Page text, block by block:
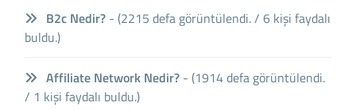
B2c Nedir? - (2215 defa görüntülendi. / 6 kişi faydalı
buldu.)
Affiliate Network Nedir? - (1914 defa görüntülendi.
/ 1 kişi faydalı buldu.)